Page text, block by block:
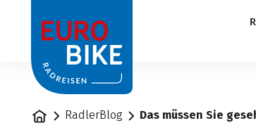
StartseiteRadlerBlog Das müssen Sie